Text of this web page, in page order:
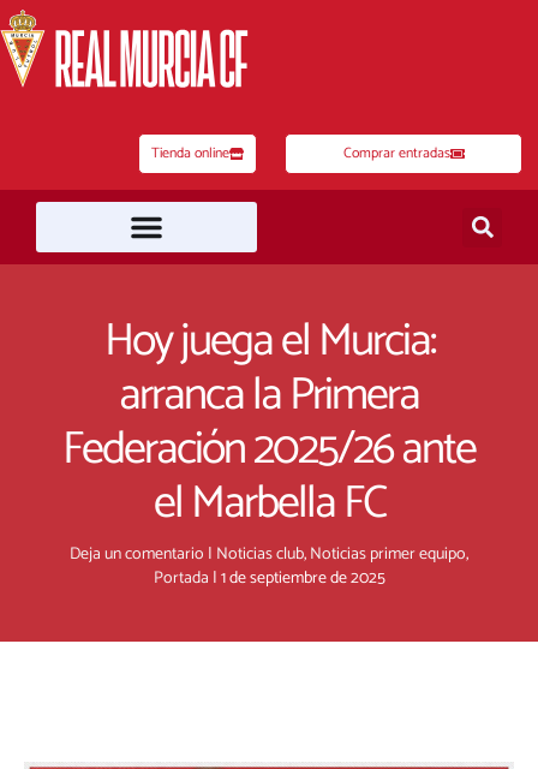
al
contenido
Tienda online Comprar entradas
Hoy juega el Murcia:
arranca la Primera
Federación 2025/26 ante
el Marbella FC
Deja un comentario | Noticias club,Noticias primer equipo,
Portada |1 de septiembre de 2025